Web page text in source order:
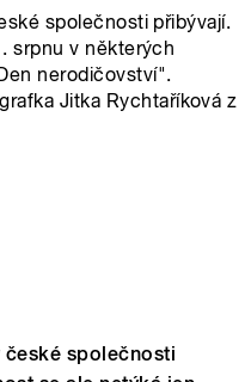
společnosti přibývají.
srpnu v některých
nerodičovství".
Jitka Rychtaříková z
české společnosti